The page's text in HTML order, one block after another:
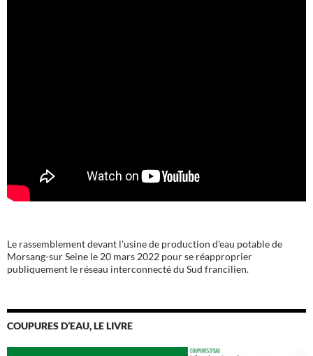
Le rassemblement devant l'usine de production d'eau potable de
Morsang-sur Seine le 20 mars 2022 pour se réapproprier
publiquement le réseau interconnecté du Sud francilien.
COUPURES D’EAU, LE LIVRE